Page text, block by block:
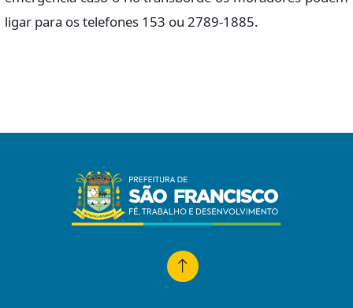
ligar para os telefones 153 ou 2789-1885.